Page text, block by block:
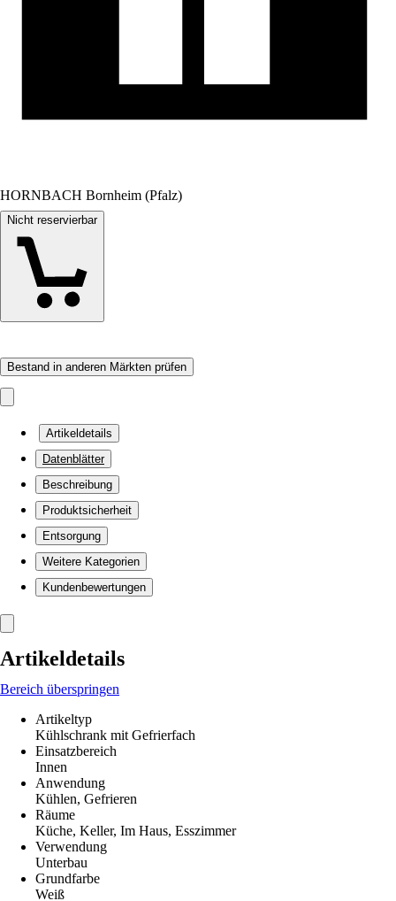
HORNBACH Bornheim (Pfalz)
Nicht reservierbar
Bestand in anderen Märkten prüfen
Artikeldetails
Datenblätter
Beschreibung
Produktsicherheit
Entsorgung
Weitere Kategorien
Kundenbewertungen
Artikeldetails
Bereich überspringen
Artikeltyp
Kühlschrank mit Gefrierfach
Einsatzbereich
Innen
Anwendung
Kühlen, Gefrieren
Räume
Küche, Keller, Im Haus, Esszimmer
Verwendung
Unterbau
Grundfarbe
Weiß